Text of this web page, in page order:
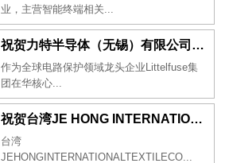
业，主营智能终端相关...
祝贺力特半导体（无锡）有限公司2026年一次性成功通过RBA-VAP认证审核并取得170.2分
作为全球电路保护领域龙头企业Littelfuse集
团在华核心...
祝贺台湾JE HONG INTERNATIONAL TEXTILE CO., LTD 2026年一次性成功通过GRS认证
台湾
JEHONGINTERNATIONALTEXTILECO...